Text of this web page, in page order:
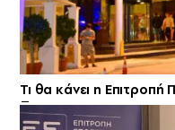
Τι θα κάνει η Επιτροπή